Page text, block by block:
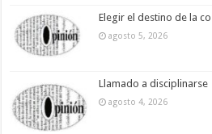
Elegir el destino de la
agosto 5, 2026
Llamado a disciplinarse
agosto 4, 2026